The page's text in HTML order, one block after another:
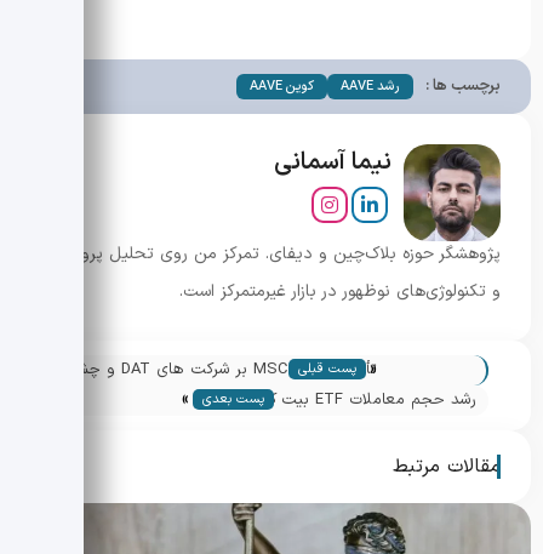
برچسب ها : رشد AAVE کوین AAVE
نیما آسمانی
پژوهشگر حوزه بلاک‌چین و دیفای. تمرکز من روی تحلیل پروژه‌ها
و تکنولوژی‌های نوظهور در بازار غیرمتمرکز است.
« پست قبلی
تأثیر تصمیم MSCI بر شرکت های DAT و چشم
انداز بازار کریپتورشد حجم معاملات ETF بیت کوین و
پست بعدی »
مقالات مرتبط